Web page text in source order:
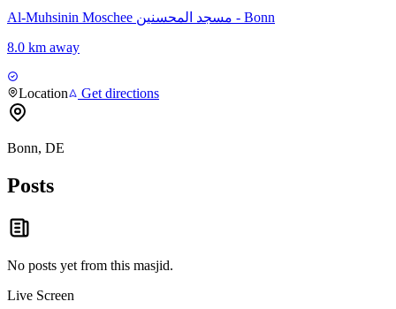
Al-Muhsinin Moschee مسجد المحسنين - Bonn
8.0 km away
Location Get directions
Bonn, DE
Posts
No posts yet from this masjid.
Live Screen